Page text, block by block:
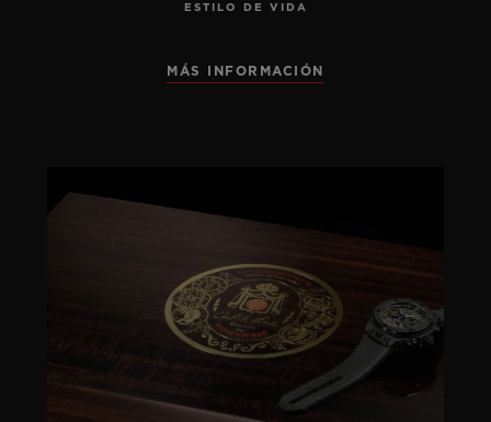
ESTILO DE VIDA
MÁS INFORMACIÓN